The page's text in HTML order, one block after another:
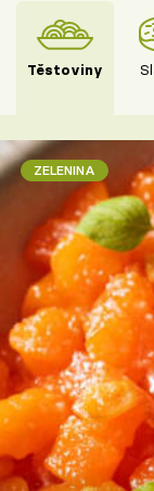
Těstoviny
ZELENINA